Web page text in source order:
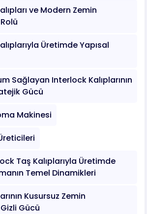
ve Modern Zemin
Üretimde Yapısal
Sağlayan Interlock Kalıplarının
Gücü
Makinesi
Taş Kalıplarıyla Üretimde
Temel Dinamikleri
Kusursuz Zemin
Gücü